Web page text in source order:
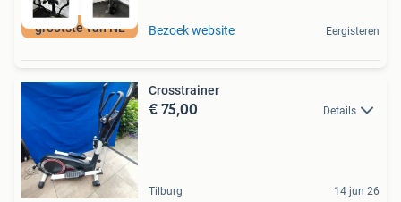
grootste van NL Bezoek website Eergisteren
Crosstrainer
€ 75,00 Details
Tilburg 14 jun 26